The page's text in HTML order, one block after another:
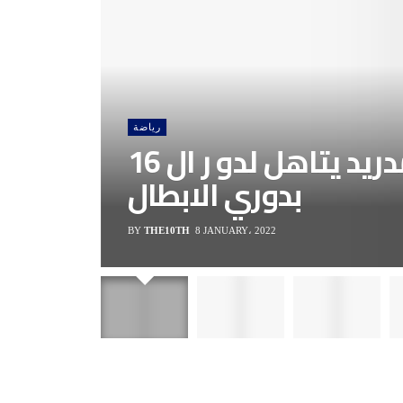
رياضة
اتليتكو مدريد يتاهل لدو ر ال 16
بدوري الابطال
BY THE10TH 8 JANUARY، 2022